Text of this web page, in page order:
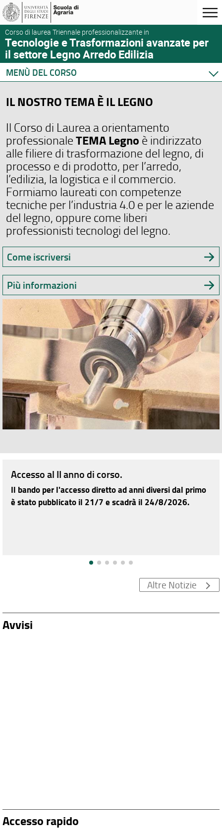
Corso di laurea Triennale professionalizzante in
Tecnologie e Trasformazioni avanzate per
il settore Legno Arredo Edilizia
MENÙ DEL CORSO
Corso di studio
Didattica
Docenti
Orario e calendari
Altre informazioni
IL NOSTRO TEMA È IL LEGNO
Il Corso di Laurea a orientamento
professionaleTEMA Legno è indirizzato
alle filiere di trasformazione del legno, di
processo e di prodotto, per l’arredo,
l’edilizia, la logistica e il commercio.
Formiamo laureati con competenze
tecniche per l’industria 4.0 e per le aziende
del legno, oppure come liberi
professionisti tecnologi del legno.
Come iscriversi
Più informazioni
Accesso al II anno di corso.
Il bando per l'accesso diretto ad anni diversi dal primo
è stato pubblicato il 21/7 e scadrà il 24/8/2026.
Altre Notizie
Avvisi
Accesso rapido